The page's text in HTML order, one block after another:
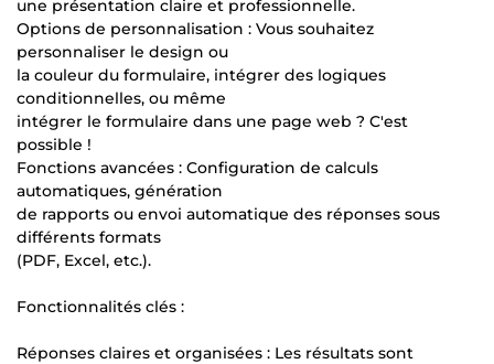
une présentation claire et professionnelle.
Options de personnalisation : Vous souhaitez
personnaliser le design ou
la couleur du formulaire, intégrer des logiques
conditionnelles, ou même
intégrer le formulaire dans une page web ? C'est
possible !
Fonctions avancées : Configuration de calculs
automatiques, génération
de rapports ou envoi automatique des réponses sous
différents formats
(PDF, Excel, etc.).
Fonctionnalités clés :
Réponses claires et organisées : Les résultats sont